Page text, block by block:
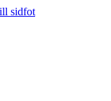
sidfot